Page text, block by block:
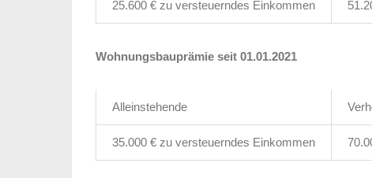
25.600 € zu versteuerndes Einkommen
Wohnungsbauprämie seit 01.01.2021
Alleinstehende
35.000 € zu versteuerndes Einkommen